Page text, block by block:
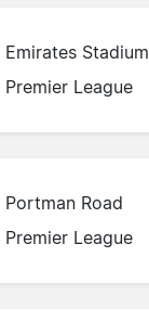
Emirates Stadium
Premier League
Portman Road
Premier League